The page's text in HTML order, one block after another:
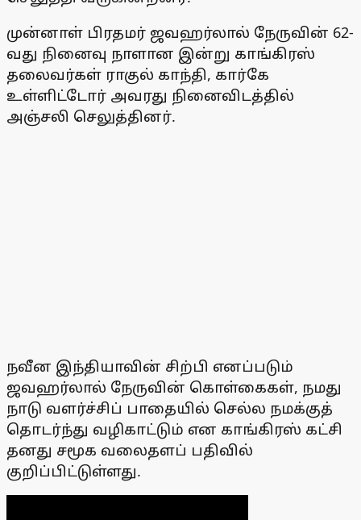
முன்னாள் பிரதமர் ஜவஹர்லால் நேருவின் 62-
வது நினைவு நாளான இன்று காங்கிரஸ்
தலைவர்கள் ராகுல் காந்தி, கார்கே
உள்ளிட்டோர் அவரது நினைவிடத்தில்
அஞ்சலி செலுத்தினர்.
நவீன இந்தியாவின் சிற்பி எனப்படும்
ஜவஹர்லால் நேருவின் கொள்கைகள், நமது
நாடு வளர்ச்சிப் பாதையில் செல்ல நமக்குத்
தொடர்ந்து வழிகாட்டும் என காங்கிரஸ் கட்சி
தனது சமூக வலைதளப் பதிவில்
குறிப்பிட்டுள்ளது.